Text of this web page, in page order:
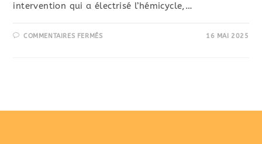
intervention qui a électrisé l’hémicycle,…
COMMENTAIRES FERMÉS 16 MAI 2025